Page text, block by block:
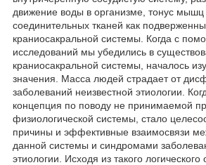
движение воды в организме, тонус
соединительных тканей как
краниосакральной системы. Когда с
исследований мы убедились в
краниосакральной системы, началось
значения. Масса людей страдает от
заболеваний неизвестной этиологии.
концепция по поводу не принимаемой
физиологической системы, стало
причины и эффективные взаимосвязи
данной системы и синдромами
этиологии. Исходя из такого логического